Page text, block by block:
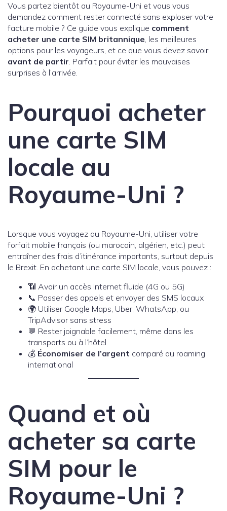
Vous partez bientôt au Royaume-Uni et vous vous
demandez comment rester connecté sans exploser votre
facture mobile ? Ce guide vous explique comment
acheter une carte SIM britannique, les meilleures
options pour les voyageurs, et ce que vous devez savoir
avant de partir. Parfait pour éviter les mauvaises
surprises à l’arrivée.
Pourquoi acheter
une carte SIM
locale au
Royaume-Uni ?
Lorsque vous voyagez au Royaume-Uni, utiliser votre
forfait mobile français (ou marocain, algérien, etc.) peut
entraîner des frais d’itinérance importants, surtout depuis
le Brexit. En achetant une carte SIM locale, vous pouvez :
📶 Avoir un accès Internet fluide (4G ou 5G)
📞 Passer des appels et envoyer des SMS locaux
🌍 Utiliser Google Maps, Uber, WhatsApp, ou
TripAdvisor sans stress
💬 Rester joignable facilement, même dans les
transports ou à l’hôtel
💰 Économiser de l’argent comparé au roaming
international
Quand et où
acheter sa carte
SIM pour le
Royaume-Uni ?